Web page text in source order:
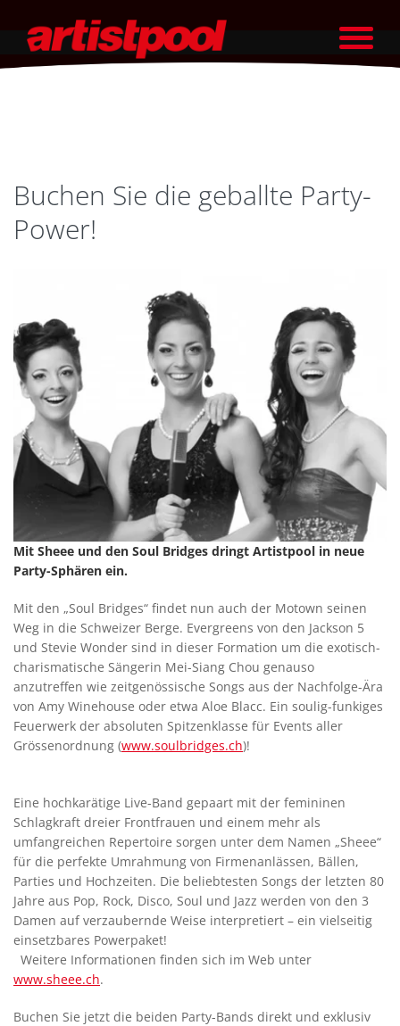
Buchen Sie die geballte Party-
Power!
Mit Sheee und den Soul Bridges dringt Artistpool in neue
Party-Sphären ein.
Mit den „Soul Bridges“ findet nun auch der Motown seinen
Weg in die Schweizer Berge. Evergreens von den Jackson 5
und Stevie Wonder sind in dieser Formation um die exotisch-
charismatische Sängerin Mei-Siang Chou genauso
anzutreffen wie zeitgenössische Songs aus der Nachfolge-Ära
von Amy Winehouse oder etwa Aloe Blacc. Ein soulig-funkiges
Feuerwerk der absoluten Spitzenklasse für Events aller
Grössenordnung (www.soulbridges.ch)!
Eine hochkarätige Live-Band gepaart mit der femininen
Schlagkraft dreier Frontfrauen und einem mehr als
umfangreichen Repertoire sorgen unter dem Namen „Sheee“
für die perfekte Umrahmung von Firmenanlässen, Bällen,
Parties und Hochzeiten. Die beliebtesten Songs der letzten 80
Jahre aus Pop, Rock, Disco, Soul und Jazz werden von den 3
Damen auf verzaubernde Weise interpretiert – ein vielseitig
einsetzbares Powerpaket!
Weitere Informationen finden sich im Web unter
www.sheee.ch.
Buchen Sie jetzt die beiden Party-Bands direkt und exklusiv